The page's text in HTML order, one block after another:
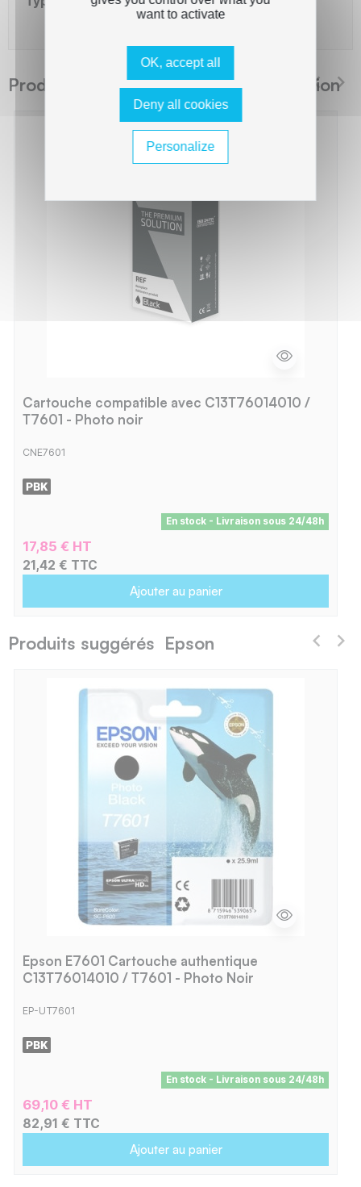
Produits suggérés The Premium Solution
Cartouche compatible avec C13T76014010 /
T7601 - Photo noir
CNE7601
En stock - Livraison sous 24/48h
17,85 € HT
21,42 € TTC
Ajouter au panier
Produits suggérés Epson
Epson E7601 Cartouche authentique
C13T76014010 / T7601 - Photo Noir
EP-UT7601
En stock - Livraison sous 24/48h
69,10 € HT
82,91 € TTC
Ajouter au panier
want to activate
OK, accept all
Deny all cookies
Personalize